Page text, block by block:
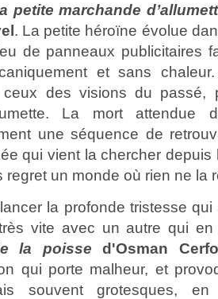
petite marchande
. La petite héroïne évolue
de panneaux publicitaires
et sans
des visions du passé,
La mort attendue
une séquence de
qui vient la chercher depuis
regret un monde où rien ne la
la profonde tristesse
vite avec un autre qui en
la poisse d'Osman
qui porte malheur, et
souvent grotesques,